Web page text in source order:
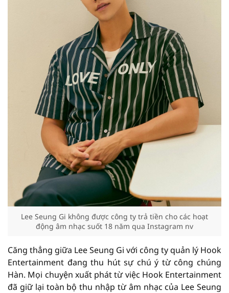
Lee Seung Gi không được công ty trả tiền cho các hoạt
động âm nhạc suốt 18 năm qua Instagram nv
Căng thẳng giữa Lee Seung Gi với công ty quản lý Hook
Entertainment đang thu hút sự chú ý từ công chúng
Hàn. Mọi chuyện xuất phát từ việc Hook Entertainment
đã giữ lại toàn bộ thu nhập từ âm nhạc của Lee Seung